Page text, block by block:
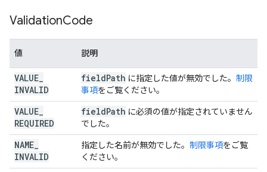
ValidationCode
値 説明
VALUE
INVALID
fieldPath に指定した値が無効でした。 制限
事項をご覧ください。
VALUE
REQUIRED
fieldPath に必須の値が指定されていません
でした。
NAME
INVALID
指定した名前が無効でした。 制限事項をご覧
ください。